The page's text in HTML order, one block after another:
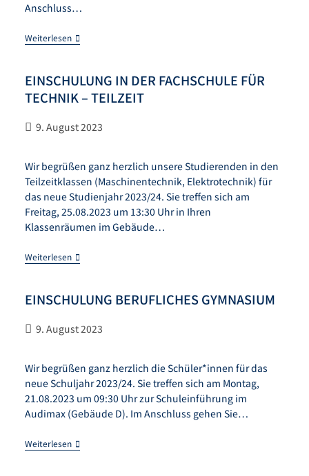
Anschluss…
Weiterlesen
EINSCHULUNG IN DER FACHSCHULE FÜR
TECHNIK – TEILZEIT
9. August 2023
Wir begrüßen ganz herzlich unsere Studierenden in den
Teilzeitklassen (Maschinentechnik, Elektrotechnik) für
das neue Studienjahr 2023/24. Sie treffen sich am
Freitag, 25.08.2023 um 13:30 Uhr in Ihren
Klassenräumen im Gebäude…
Weiterlesen
EINSCHULUNG BERUFLICHES GYMNASIUM
9. August 2023
Wir begrüßen ganz herzlich die Schüler*innen für das
neue Schuljahr 2023/24. Sie treffen sich am Montag,
21.08.2023 um 09:30 Uhr zur Schuleinführung im
Audimax (Gebäude D). Im Anschluss gehen Sie…
Weiterlesen